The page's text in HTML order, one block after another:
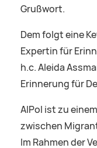
Grußwort.
Dem folgt eine
Expertin für
h.c. Aleida
Erinnerung für
AIPol ist zu
zwischen
Im Rahmen der